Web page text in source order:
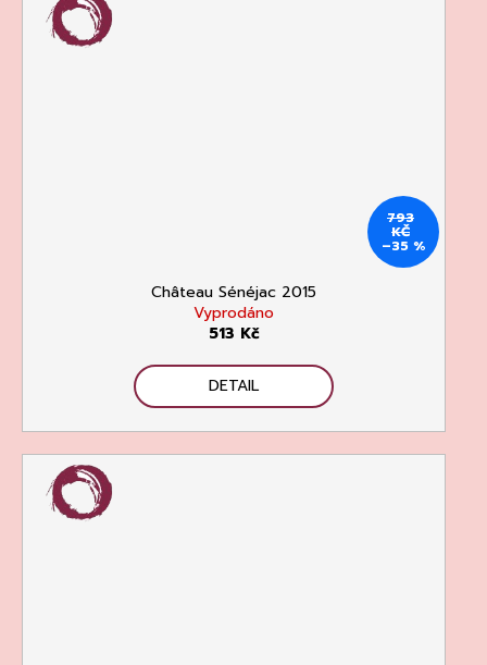
793
KČ
–35 %
Château Sénéjac 2015
Vyprodáno
513 Kč
DETAIL